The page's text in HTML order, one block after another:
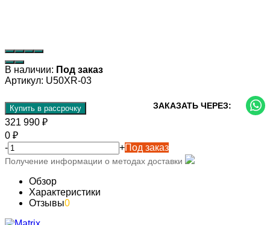
В наличии: Под заказ
Артикул: U50XR-03
Купить в рассрочку ЗАКАЗАТЬ ЧЕРЕЗ:
321 990 ₽
0 ₽
-
+Под заказ
Получение информации о методах доставки
Обзор
Характеристики
Отзывы0